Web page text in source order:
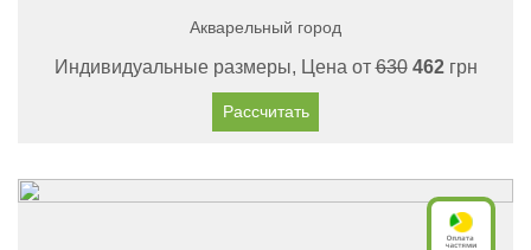
Акварельный город
Индивидуальные размеры, Цена от630 462грн
Рассчитать